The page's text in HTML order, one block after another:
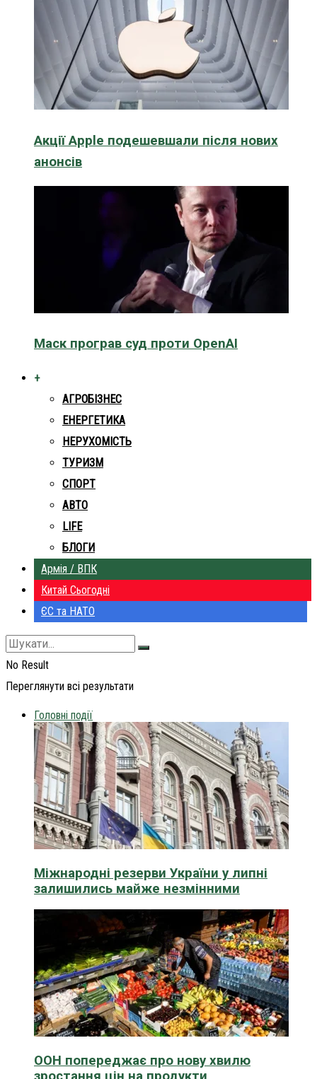
Акції Apple подешевшали після нових
анонсів
Маск програв суд проти OpenAI
+
АГРОБІЗНЕС
ЕНЕРГЕТИКА
НЕРУХОМІСТЬ
ТУРИЗМ
СПОРТ
АВТО
LIFE
БЛОГИ
Армія / ВПК
Китай Сьогодні
ЄС та НАТО
No Result
Переглянути всі результати
Головні події
Міжнародні резерви України у липні
залишились майже незмінними
ООН попереджає про нову хвилю